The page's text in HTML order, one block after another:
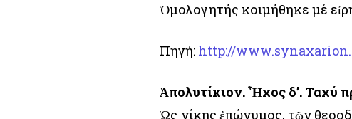
Ὁμολογητής κοιμήθηκε μέ
Πηγή: http://
Ἀπολυτίκιον. Ἦχος δ’. Ταχύ
Ὡς νίκης ἐπώνυμος, τῶν